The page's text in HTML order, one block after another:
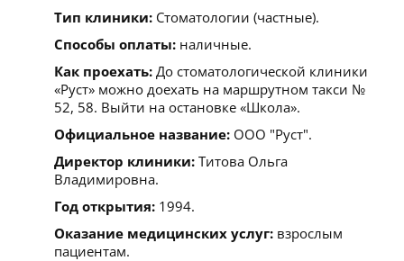
Тип клиники: Стоматологии (частные).
Способы оплаты: наличные.
Как проехать: До стоматологической клиники
«Руст» можно доехать на маршрутном такси №
52, 58. Выйти на остановке «Школа».
Официальное название: ООО "Руст".
Директор клиники: Титова Ольга
Владимировна.
Год открытия: 1994.
Оказание медицинских услуг: взрослым
пациентам.